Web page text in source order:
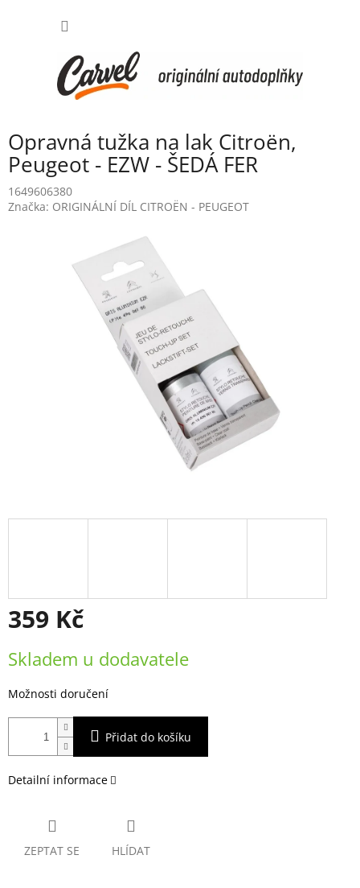
Opravná tužka na lak Citroën,
Peugeot - EZW - ŠEDÁ FER
1649606380
Značka: ORIGINÁLNÍ DÍL CITROËN - PEUGEOT
359 Kč
cena:
Skladem u dodavatele
Možnosti doručení
Přidat do košíku
Detailní informace
ZEPTAT SE HLÍDAT